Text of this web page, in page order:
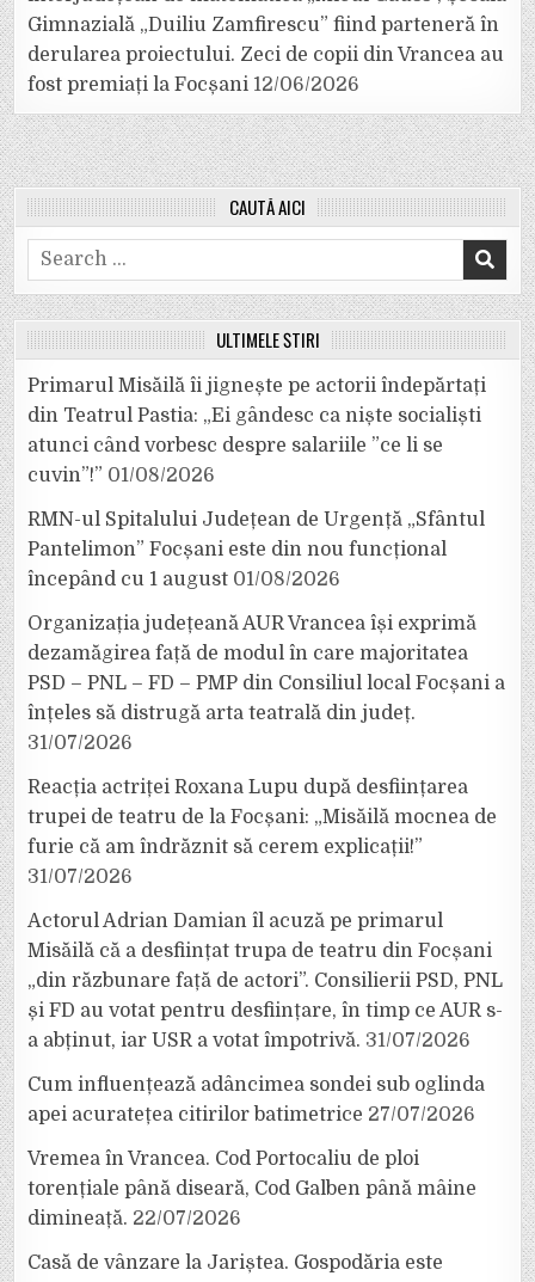
Gimnazială „Duiliu Zamfirescu” fiind parteneră în
derularea proiectului. Zeci de copii din Vrancea au
fost premiați la Focșani 12/06/2026
CAUTĂ AICI
Search
for:
ULTIMELE ȘTIRI
Primarul Misăilă îi jignește pe actorii îndepărtați
din Teatrul Pastia: „Ei gândesc ca niște socialiști
atunci când vorbesc despre salariile ”ce li se
cuvin”!” 01/08/2026
RMN-ul Spitalului Județean de Urgență „Sfântul
Pantelimon” Focșani este din nou funcțional
începând cu 1 august 01/08/2026
Organizația județeană AUR Vrancea își exprimă
dezamăgirea față de modul în care majoritatea
PSD – PNL – FD – PMP din Consiliul local Focșani a
înțeles să distrugă arta teatrală din județ.
31/07/2026
Reacția actriței Roxana Lupu după desființarea
trupei de teatru de la Focșani: „Misăilă mocnea de
furie că am îndrăznit să cerem explicații!”
31/07/2026
Actorul Adrian Damian îl acuză pe primarul
Misăilă că a desființat trupa de teatru din Focșani
„din răzbunare față de actori”. Consilierii PSD, PNL
și FD au votat pentru desființare, în timp ce AUR s-
a abținut, iar USR a votat împotrivă. 31/07/2026
Cum influențează adâncimea sondei sub oglinda
apei acuratețea citirilor batimetrice 27/07/2026
Vremea în Vrancea. Cod Portocaliu de ploi
torențiale până diseară, Cod Galben până mâine
dimineață. 22/07/2026
Casă de vânzare la Jariștea. Gospodăria este